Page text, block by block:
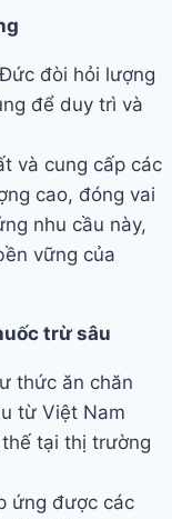
đòi hỏi lượng
để duy trì và
và cung cấp các
cao, đóng vai
nhu cầu này,
vững của
trừ sâu
thức ăn chăn
từ Việt Nam
tại thị trường
ứng được các